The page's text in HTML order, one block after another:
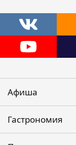
Афиша
Гастрономия